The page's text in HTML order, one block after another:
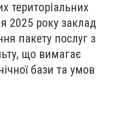
територіальних
2025 року заклад
пакету послуг з
що вимагає
бази та умов